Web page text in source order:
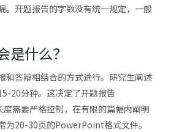
。开题报告的字数没有统一规定，一般
是什么？
和答辩相结合的方式进行。研究生阐述
20分钟。这决定了开题报告
需要严格控制，在有限的篇幅内阐明
为20-30页的PowerPoint格式文件。